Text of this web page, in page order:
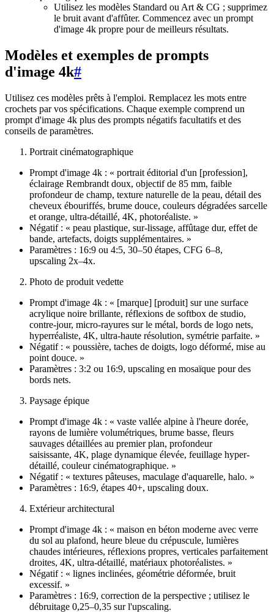
Utilisez les modèles Standard ou Art & CG ; supprimez
le bruit avant d'affûter. Commencez avec un prompt
d'image 4k propre pour de meilleurs résultats.
Modèles et exemples de prompts
d'image 4k#
Utilisez ces modèles prêts à l'emploi. Remplacez les mots entre
crochets par vos spécifications. Chaque exemple comprend un
prompt d'image 4k plus des prompts négatifs facultatifs et des
conseils de paramètres.
Portrait cinématographique
Prompt d'image 4k : « portrait éditorial d'un [profession],
éclairage Rembrandt doux, objectif de 85 mm, faible
profondeur de champ, texture naturelle de la peau, détail des
cheveux ébouriffés, brume douce, couleurs dégradées sarcelle
et orange, ultra-détaillé, 4K, photoréaliste. »
Négatif : « peau plastique, sur-lissage, affûtage dur, effet de
bande, artefacts, doigts supplémentaires. »
Paramètres : 16:9 ou 4:5, 30–50 étapes, CFG 6–8,
upscaling 2x–4x.
Photo de produit vedette
Prompt d'image 4k : « [marque] [produit] sur une surface
acrylique noire brillante, réflexions de softbox de studio,
contre-jour, micro-rayures sur le métal, bords de logo nets,
hyperréaliste, 4K, ultra-haute résolution, symétrie parfaite. »
Négatif : « poussière, taches de doigts, logo déformé, mise au
point douce. »
Paramètres : 3:2 ou 16:9, upscaling en mosaïque pour des
bords nets.
Paysage épique
Prompt d'image 4k : « vaste vallée alpine à l'heure dorée,
rayons de lumière volumétriques, brume basse, fleurs
sauvages détaillées au premier plan, profondeur
saisissante, 4K, plage dynamique élevée, feuillage hyper-
détaillé, couleur cinématographique. »
Négatif : « textures pâteuses, maculage d'aquarelle, halo. »
Paramètres : 16:9, étapes 40+, upscaling doux.
Extérieur architectural
Prompt d'image 4k : « maison en béton moderne avec verre
du sol au plafond, heure bleue du crépuscule, lumières
chaudes intérieures, réflexions propres, verticales parfaitement
droites, 4K, ultra-détaillé, matériaux photoréalistes. »
Négatif : « lignes inclinées, géométrie déformée, bruit
excessif. »
Paramètres : 16:9, correction de la perspective ; utilisez le
débruitage 0,25–0,35 sur l'upscaling.